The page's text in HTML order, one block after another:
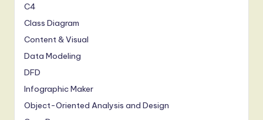
C4
Class Diagram
Content & Visual
Data Modeling
DFD
Infographic Maker
Object-Oriented Analysis and Design